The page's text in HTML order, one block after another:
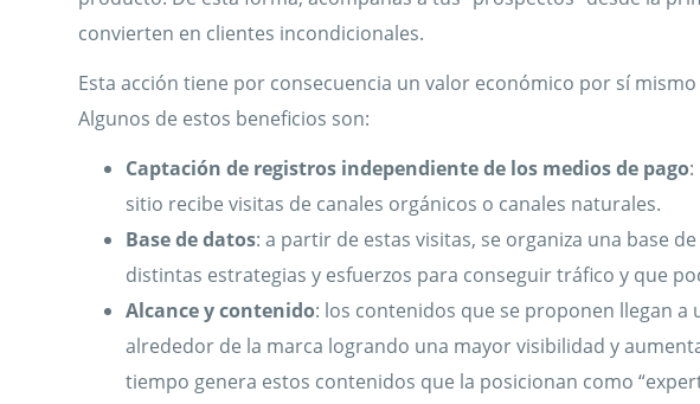
convierten en clientes incondicionales.
Esta acción tiene por consecuencia un valor económico por sí
Algunos de estos beneficios son:
Captación de registros independiente de los medios de pago:
sitio recibe visitas de canales orgánicos o canales naturales.
Base de datos: a partir de estas visitas, se organiza una base
distintas estrategias y esfuerzos para conseguir tráfico y que
Alcance y contenido: los contenidos que se proponen llegan
alrededor de la marca logrando una mayor visibilidad y
tiempo genera estos contenidos que la posicionan como